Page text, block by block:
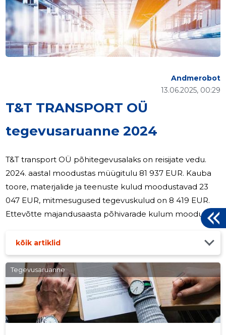
T&T TRANSPORT OÜ
tegevusaruanne 2024
13.06.2025, 00:29
Andmerobot
T&T transport OÜ põhitegevusalaks on reisijate vedu.
2024. aastal moodustas müügitulu 81 937 EUR. Kauba
toore, materjalide ja teenuste kulud moodustavad 23
047 EUR, mitmesugused tegevuskulud on 8 419 EUR.
Ettevõtte majandusaasta põhivarade kulum moodustas
31 293 EUR. Ettevõtte kahjum 10 935 EUR. Ettevõtte on
majandusaastal soetanud transpordivahendi 56 549
EUR väärtuses, et pakkuda kvaliteetsemat ja sõitjatele
mugavamat transporti. T&T transport OÜ
põhieesmärgiks järgmisel majandusaastal on ettevõtte
turupositsiooni säilitamine antud majanduskeskkonnas.
kõik artiklid
Tegevusaruanne